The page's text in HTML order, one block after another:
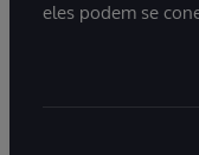
eles podem se